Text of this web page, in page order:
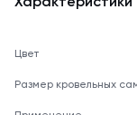
Цвет
Размер кровельных